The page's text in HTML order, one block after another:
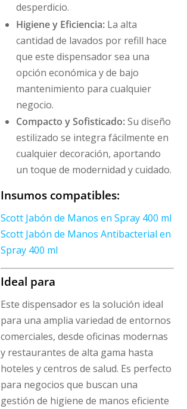
desperdicio.
Higiene y Eficiencia:La alta
cantidad de lavados por refill hace
que este dispensador sea una
opción económica y de bajo
mantenimiento para cualquier
negocio.
Compacto y Sofisticado:Su diseño
estilizado se integra fácilmente en
cualquier decoración, aportando
un toque de modernidad y cuidado.
Insumos compatibles:
Scott Jabón de Manos en Spray 400 ml
Scott Jabón de Manos Antibacterial en
Spray 400 ml
Ideal para
Este dispensador es la solución ideal
para una amplia variedad de entornos
comerciales, desde oficinas modernas
y restaurantes de alta gama hasta
hoteles y centros de salud. Es perfecto
para negocios que buscan una
gestión de higiene de manos eficiente